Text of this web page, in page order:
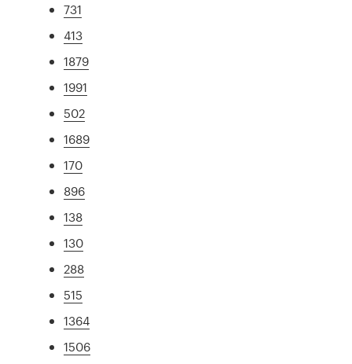
731
413
1879
1991
502
1689
170
896
138
130
288
515
1364
1506